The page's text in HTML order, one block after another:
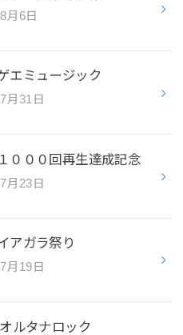
月6日
エミュージック
月31日
０００回再生達成記念
月23日
アガラ祭り
月19日
ルタナロック